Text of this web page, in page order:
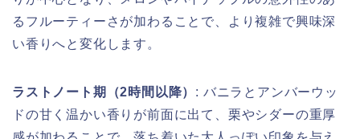
るフルーティーさが加わることで、より複雑で興味深
い香りへと変化します。
ラストノート期（2時間以降） : バニラとアンバーウッ
ドの甘く温かい香りが前面に出て、栗やシダーの重厚